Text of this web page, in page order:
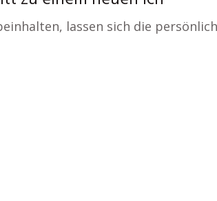
lassen sich die